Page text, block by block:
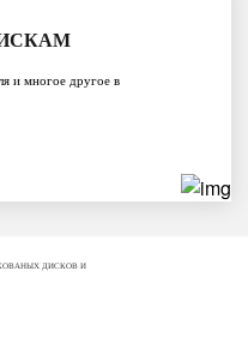
и многое другое в
ДИСКОВ И